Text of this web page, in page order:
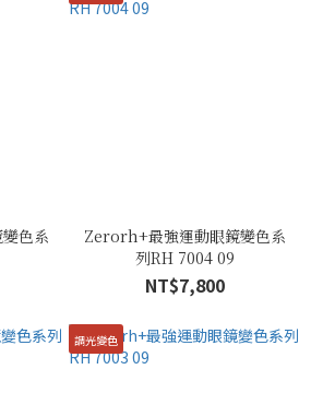
色系
Zerorh+最強運動眼鏡變色系
列RH 7004 09
NT$7,800
調光變色